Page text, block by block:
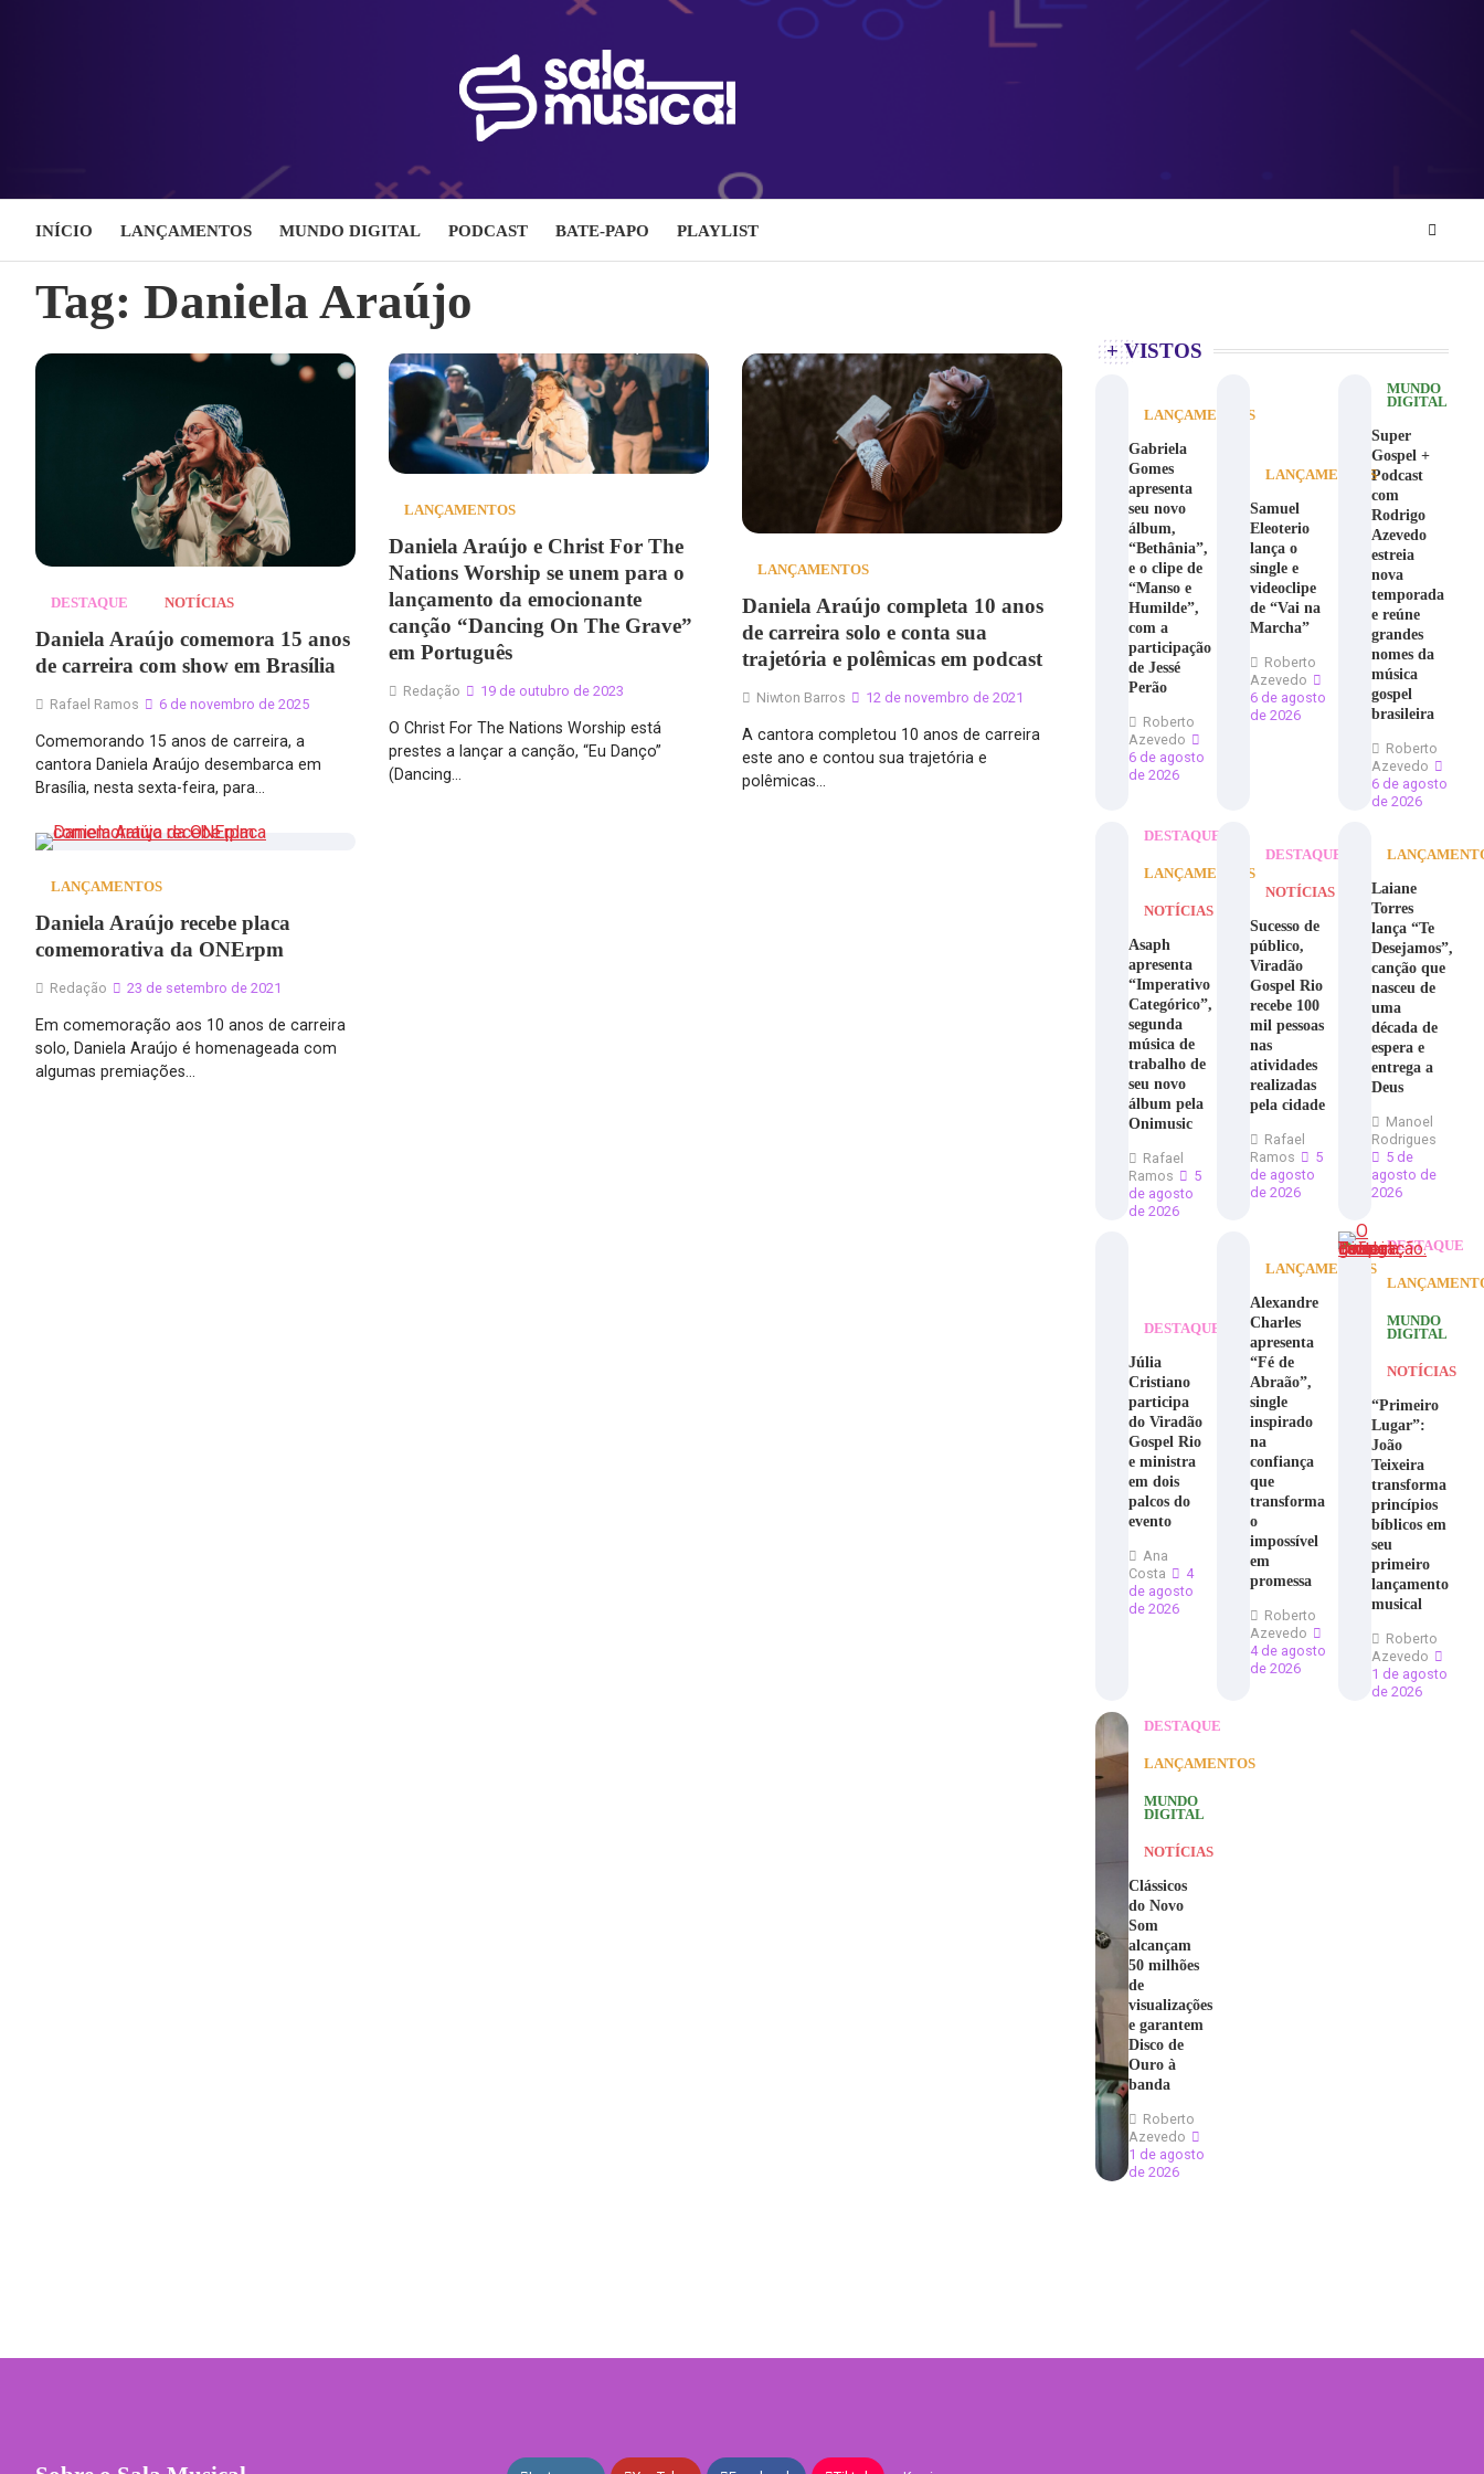
INÍCIO LANÇAMENTOS MUNDO DIGITAL PODCAST BATE-PAPO PLAYLIST
Tag: Daniela Araújo
DESTAQUE NOTÍCIAS
Daniela Araújo comemora 15 anos
de carreira com show em Brasília
Rafael Ramos 6 de novembro de 2025
Comemorando 15 anos de carreira, a
cantora Daniela Araújo desembarca em
Brasília, nesta sexta-feira, para…
LANÇAMENTOS
Daniela Araújo e Christ For The
Nations Worship se unem para o
lançamento da emocionante
canção “Dancing On The Grave”
em Português
Redação 19 de outubro de 2023
O Christ For The Nations Worship está
prestes a lançar a canção, “Eu Danço”
(Dancing…
LANÇAMENTOS
Daniela Araújo completa 10 anos
de carreira solo e conta sua
trajetória e polêmicas em podcast
Niwton Barros 12 de novembro de 2021
A cantora completou 10 anos de carreira
este ano e contou sua trajetória e
polêmicas…
LANÇAMENTOS
Daniela Araújo recebe placa
comemorativa da ONErpm
Redação 23 de setembro de 2021
Em comemoração aos 10 anos de carreira
solo, Daniela Araújo é homenageada com
algumas premiações…
+ VISTOS
LANÇAMENTOS
Gabriela
Gomes
apresenta
seu novo
álbum,
“Bethânia”,
e o clipe de
“Manso e
Humilde”,
com a
participação
de Jessé
Perão
Roberto
Azevedo
6 de agosto
de 2026
LANÇAMENTOS
Samuel
Eleoterio
lança o
single e
videoclipe
de “Vai na
Marcha”
Roberto
Azevedo
6 de agosto
de 2026
MUNDO
DIGITAL
Super
Gospel +
Podcast
com
Rodrigo
Azevedo
estreia
nova
temporada
e reúne
grandes
nomes da
música
gospel
brasileira
Roberto
Azevedo
6 de agosto
de 2026
DESTAQUE
LANÇAMENTOS
NOTÍCIAS
Asaph
apresenta
“Imperativo
Categórico”,
segunda
música de
trabalho de
seu novo
álbum pela
Onimusic
Rafael
Ramos
5
de agosto
de 2026
DESTAQUE
NOTÍCIAS
Sucesso de
público,
Viradão
Gospel Rio
recebe 100
mil pessoas
nas
atividades
realizadas
pela cidade
Rafael
Ramos
5
de agosto
de 2026
Laiane
Torres
lança “Te
Desejamos”,
canção que
nasceu de
uma
década de
espera e
entrega a
Deus
Manoel
Rodrigues
5 de
agosto de
2026
DESTAQUE
Júlia
Cristiano
participa
do Viradão
Gospel Rio
e ministra
em dois
palcos do
evento
Ana
Costa
4
de agosto
de 2026
LANÇAMENTOS
Alexandre
Charles
apresenta
“Fé de
Abraão”,
single
inspirado
na
confiança
que
transforma
o
impossível
em
promessa
Roberto
Azevedo
4 de agosto
de 2026
DESTAQUE
MUNDO
DIGITAL
NOTÍCIAS
“Primeiro
Lugar”:
João
Teixeira
transforma
princípios
bíblicos em
seu
primeiro
lançamento
musical
Roberto
Azevedo
1 de agosto
de 2026
DESTAQUE
LANÇAMENTOS
MUNDO
DIGITAL
NOTÍCIAS
Clássicos
do Novo
Som
alcançam
50 milhões
de
visualizações
e garantem
Disco de
Ouro à
banda
Roberto
Azevedo
1 de agosto
de 2026